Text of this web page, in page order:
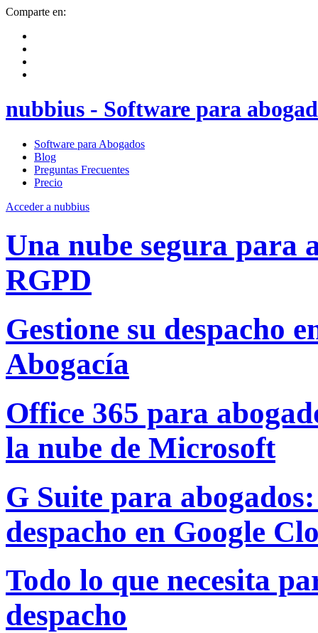
Comparte en:
nubbius - Software para
Software para Abogados
Blog
Preguntas Frecuentes
Precio
Acceder a nubbius
Una nube segura para
RGPD
Gestione su despacho
Abogacía
Office 365 para
la nube de Microsoft
G Suite para
despacho en Google
Todo lo que necesita
despacho